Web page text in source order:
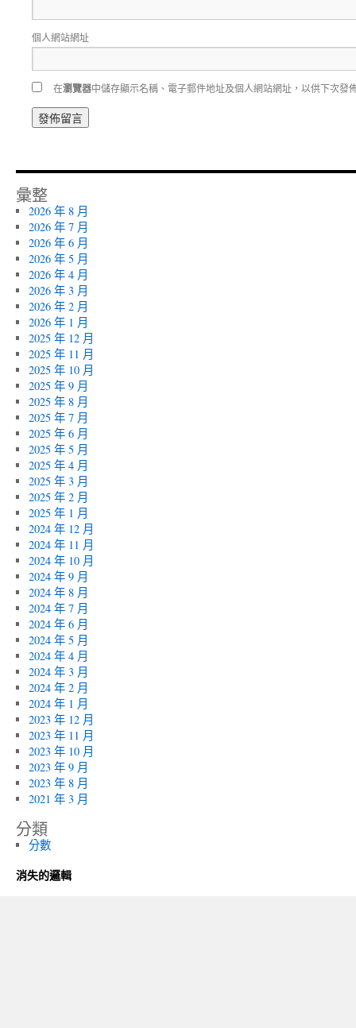
個人網站網址
在瀏覽器中儲存顯示名稱、電子郵件地址及個人網站網址，以供下次發
彙整
2026 年 8 月
2026 年 7 月
2026 年 6 月
2026 年 5 月
2026 年 4 月
2026 年 3 月
2026 年 2 月
2026 年 1 月
2025 年 12 月
2025 年 11 月
2025 年 10 月
2025 年 9 月
2025 年 8 月
2025 年 7 月
2025 年 6 月
2025 年 5 月
2025 年 4 月
2025 年 3 月
2025 年 2 月
2025 年 1 月
2024 年 12 月
2024 年 11 月
2024 年 10 月
2024 年 9 月
2024 年 8 月
2024 年 7 月
2024 年 6 月
2024 年 5 月
2024 年 4 月
2024 年 3 月
2024 年 2 月
2024 年 1 月
2023 年 12 月
2023 年 11 月
2023 年 10 月
2023 年 9 月
2023 年 8 月
2021 年 3 月
分類
分數
消失的邏輯